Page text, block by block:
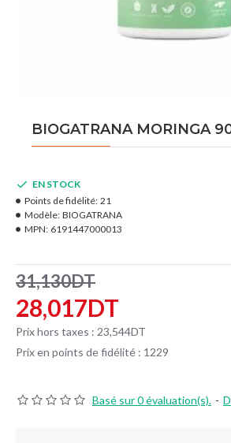
BIOGATRANA MORINGA
Basé sur 0 évaluation(s). -
28,017DT
31,130DT
Prix hors taxes : 23,544DT
Prix en points de fidélité : 1229
EN STOCK
Points de fidélité: 21
Modèle: BIOGATRANA
MPN: 6191447000013